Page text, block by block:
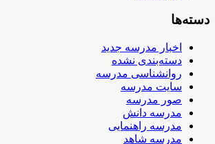
دسته‌ها
اخبار مدرسه جدید
دسته‌بندی نشده
روانشناسی مدرسه
سایت مدرسه
صور مدرسه
مدرسه دانش
مدرسه راهنمایی
مدرسه شاهد